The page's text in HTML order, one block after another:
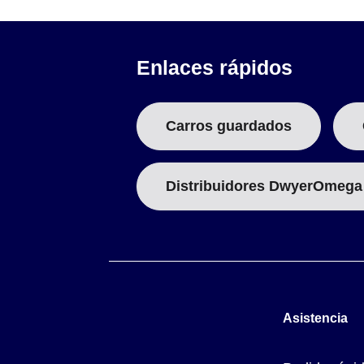
Enlaces rápidos
Carros guardados
Distribuidores DwyerOmega
Asistencia